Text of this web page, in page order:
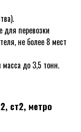
перевозки
не более 8 мест
до 3,5 тонн.
ст2, метро